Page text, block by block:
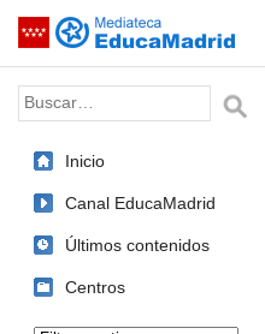
Saltar navegación
Palabra o frase:
Inicio
Canal EducaMadrid
Últimos contenidos
Centros